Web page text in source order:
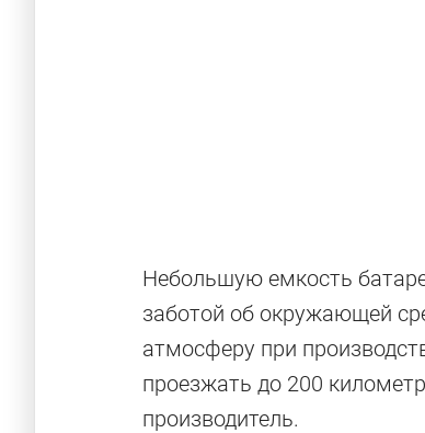
Небольшую емкость
заботой об окружающей
атмосферу при
проезжать до 200
производитель.